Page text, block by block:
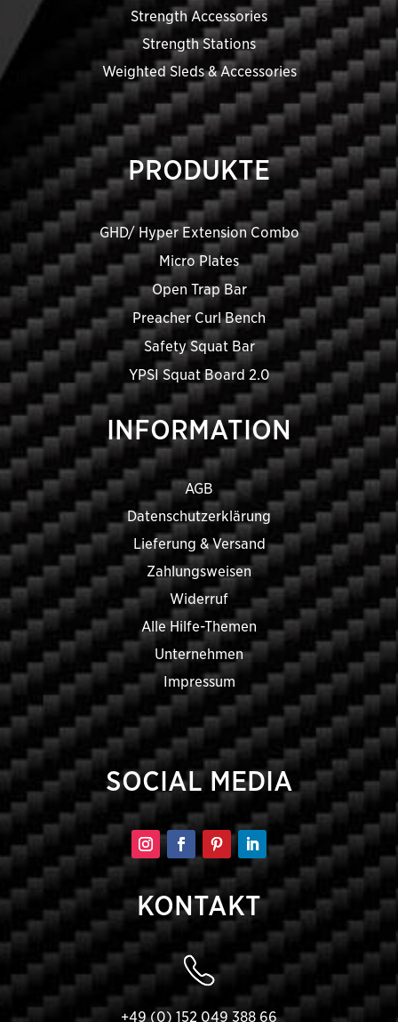
Strength Accessories
Strength Stations
Weighted Sleds & Accessories
PRODUKTE
GHD/ Hyper Extension Combo
Micro Plates
Open Trap Bar
Preacher Curl Bench
Safety Squat Bar
YPSI Squat Board 2.0
INFORMATION
AGB
Datenschutzerklärung
Lieferung & Versand
Zahlungsweisen
Widerruf
Alle Hilfe-Themen
Unternehmen
Impressum
SOCIAL MEDIA
KONTAKT
+49 (0) 152 049 388 66